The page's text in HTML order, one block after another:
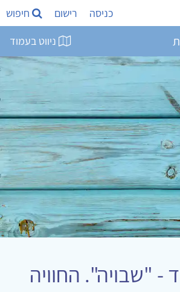
כניסה רישום חיפוש
ניווט בעמוד
- "שבויה". החוויה